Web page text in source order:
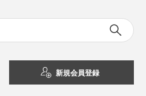
新規会員登録